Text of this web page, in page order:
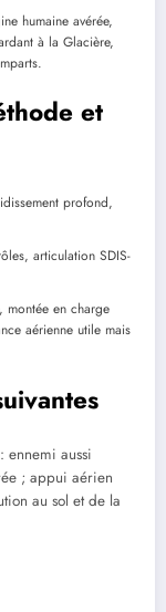
humaine avérée,
à la Glacière,
et
profond,
articulation SDIS-
montée en charge
aérienne utile mais
ennemi aussi
; appui aérien
au sol et de la